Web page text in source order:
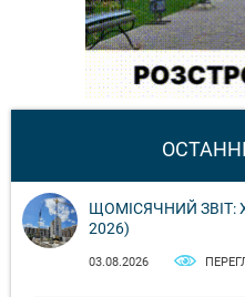
ЩОМІСЯЧНИЙ ЗВІТ:
2026)
03.08.2026